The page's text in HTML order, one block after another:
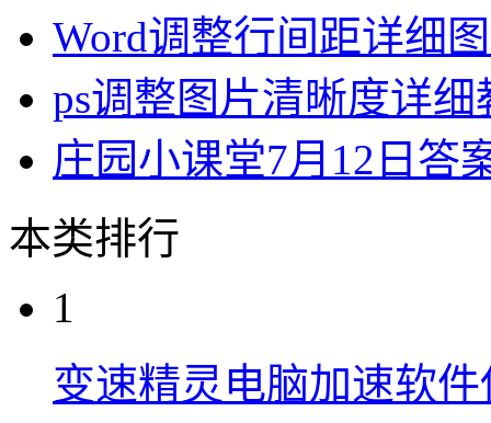
Word调整行间距详细
ps调整图片清晰度详细
庄园小课堂7月12日答
本类排行
1
变速精灵电脑加速软